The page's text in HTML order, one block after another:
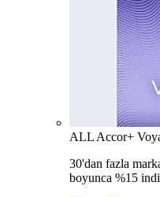
ALL Accor+
30'dan fazla
boyunca %15